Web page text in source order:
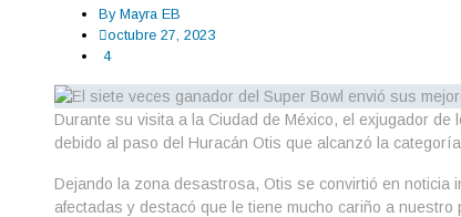
By Mayra EB
octubre 27, 2023
4
Durante su visita a la Ciudad de México, el exjugador
debido al paso del Huracán Otis que alcanzó la
Dejando la zona desastrosa, Otis se convirtió en noticia
afectadas y destacó que le tiene mucho cariño a